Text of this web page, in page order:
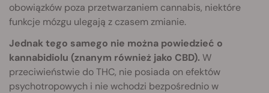
obowiązków poza przetwarzaniem cannabis, niektóre
funkcje mózgu ulegają z czasem zmianie.
Jednak tego samego nie można powiedzieć o
kannabidiolu (znanym również jako CBD). W
przeciwieństwie do THC, nie posiada on efektów
psychotropowych i nie wchodzi bezpośrednio w